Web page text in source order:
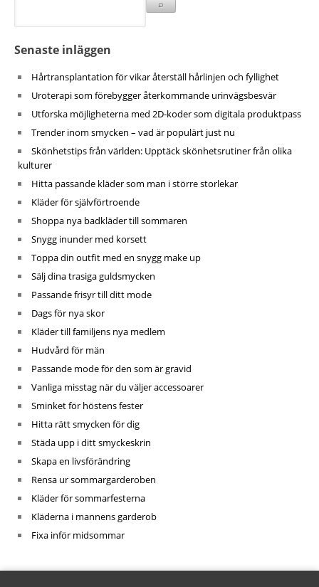
Senaste inläggen
Hårtransplantation för vikar återställ hårlinjen och fyllighet
Uroterapi som förebygger återkommande urinvägsbesvär
Utforska möjligheterna med 2D-koder som digitala produktpass
Trender inom smycken – vad är populärt just nu
Skönhetstips från världen: Upptäck skönhetsrutiner från olika
kulturer
Hitta passande kläder som man i större storlekar
Kläder för självförtroende
Shoppa nya badkläder till sommaren
Snygg inunder med korsett
Toppa din outfit med en snygg make up
Sälj dina trasiga guldsmycken
Passande frisyr till ditt mode
Dags för nya skor
Kläder till familjens nya medlem
Hudvård för män
Passande mode för den som är gravid
Vanliga misstag när du väljer accessoarer
Sminket för höstens fester
Hitta rätt smycken för dig
Städa upp i ditt smyckeskrin
Skapa en livsförändring
Rensa ur sommargarderoben
Kläder för sommarfesterna
Kläderna i mannens garderob
Fixa inför midsommar